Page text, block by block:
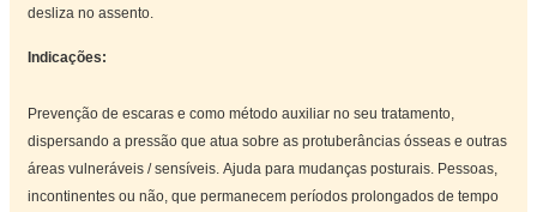
desliza no assento.
Indicações:
Prevenção de escaras e como método auxiliar no seu tratamento,
dispersando a pressão que atua sobre as protuberâncias ósseas e outras
áreas vulneráveis ​​/ sensíveis.Ajuda para mudanças posturais. Pessoas,
incontinentes ou não, que permanecem períodos prolongados de tempo